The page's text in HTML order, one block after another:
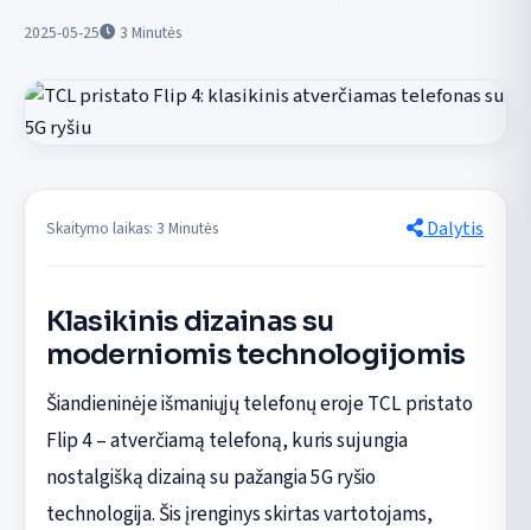
2025-05-25 3 Minutės
Skaitymo laikas: 3 Minutės Dalytis
Klasikinis dizainas su
moderniomis technologijomis
Šiandieninėje išmaniųjų telefonų eroje TCL pristato
Flip 4 – atverčiamą telefoną, kuris sujungia
nostalgišką dizainą su pažangia 5G ryšio
technologija. Šis įrenginys skirtas vartotojams,